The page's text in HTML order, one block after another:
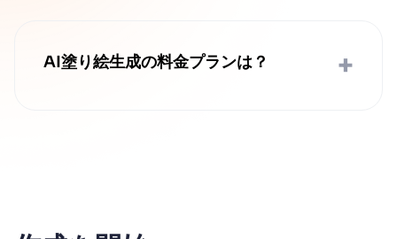
す。
AI塗り絵生成の料金プランは？ +